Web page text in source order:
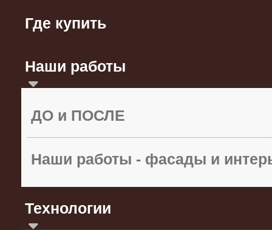
Где купить
Наши работы
ДО и ПОСЛЕ
Наши работы - фасады и
Технологии